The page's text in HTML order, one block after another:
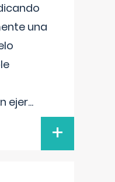
una
ejer...
+